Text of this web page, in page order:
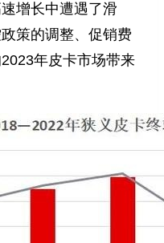
增长中遭遇了滑
策的调整、促销费
年皮卡市场带来